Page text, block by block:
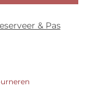
& Pas